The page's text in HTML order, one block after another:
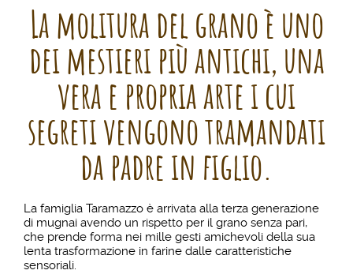
La molitura del grano è uno
dei mestieri più antichi, una
vera e propria arte i cui
segreti vengono tramandati
da padre in figlio.
La famiglia Taramazzo è arrivata alla terza generazione
di mugnai avendo un rispetto per il grano senza pari,
che prende forma nei mille gesti amichevoli della sua
lenta trasformazione in farine dalle caratteristiche
sensoriali.